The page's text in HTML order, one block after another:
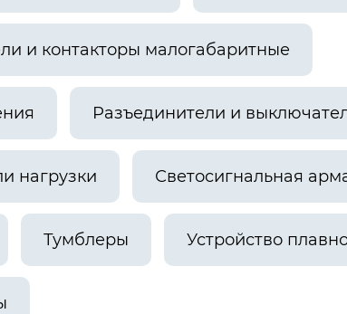
и контакторы малогабаритные
Разъединители и
нагрузки Светосигнальная
Тумблеры Устройство